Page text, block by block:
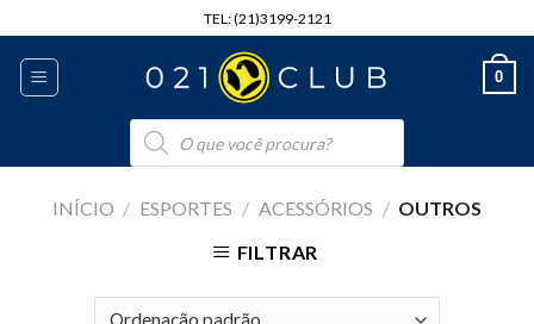
to
content
TEL: (21)3199-2121
0
Pesquisar
produtos
INÍCIO / ESPORTES / ACESSÓRIOS / OUTROS
FILTRAR